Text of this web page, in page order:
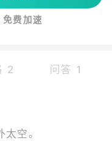
免费加速
2 问答 1
空。